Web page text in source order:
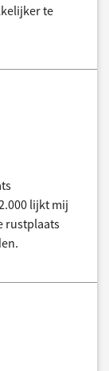
te
lijkt mij
rustplaats